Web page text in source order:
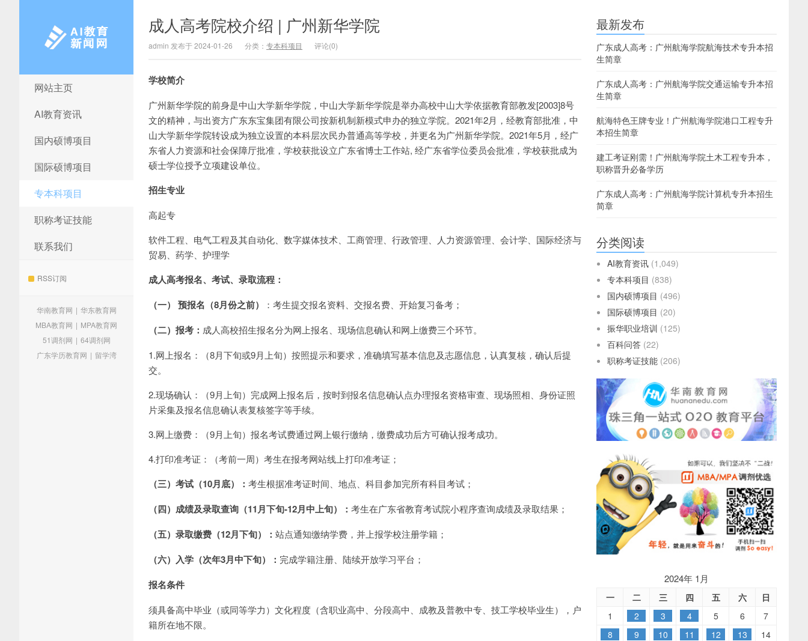
AI教育新闻网
网站主页
AI教育资讯
国内硕博项目
国际硕博项目
专本科项目
职称考证技能
联系我们
RSS订阅
华南教育网 | 华东教育网
MBA教育网 | MPA教育网
51调剂网 | 64调剂网
广东学历教育网 | 留学湾
成人高考院校介绍 | 广州新华学院
admin 发布于 2024-01-26 分类： 专本科项目 评论(0)
学校简介
广州新华学院的前身是中山大学新华学院，中山大学新华学院是举办高校中山大学依据教育部教发[2003]8号
文的精神，与出资方广东东宝集团有限公司按新机制新模式申办的独立学院。2021年2月，经教育部批准，中
山大学新华学院转设成为独立设置的本科层次民办普通高等学校，并更名为广州新华学院。2021年5月，经广
东省人力资源和社会保障厅批准，学校获批设立广东省博士工作站, 经广东省学位委员会批准，学校获批成为
硕士学位授予立项建设单位。
招生专业
高起专
软件工程、电气工程及其自动化、数字媒体技术、工商管理、行政管理、人力资源管理、会计学、国际经济与
贸易、药学、护理学
成人高考报名、考试、录取流程：
（一） 预报名（8月份之前）
：考生提交报名资料、交报名费、开始复习备考；
（二）报考： 成人高校招生报名分为网上报名、现场信息确认和网上缴费三个环节。
1.网上报名：（8月下旬或9月上旬）按照提示和要求，准确填写基本信息及志愿信息，认真复核，确认后提
交。
2.现场确认：（9月上旬）完成网上报名后，按时到报名信息确认点办理报名资格审查、现场照相、身份证照
片采集及报名信息确认表复核签字等手续。
3.网上缴费：（9月上旬）报名考试费通过网上银行缴纳，缴费成功后方可确认报考成功。
4.打印准考证：（考前一周）考生在报考网站线上打印准考证；
（三）考试（10月底）： 考生根据准考证时间、地点、科目参加完所有科目考试；
（四）成绩及录取查询（11月下旬-12月中上旬）： 考生在广东省教育考试院小程序查询成绩及录取结果；
（五）录取缴费（12月下旬）： 站点通知缴纳学费，并上报学校注册学籍；
（六）入学（次年3月中下旬）： 完成学籍注册、陆续开放学习平台；
报名条件
须具备高中毕业（或同等学力）文化程度（含职业高中、分段高中、成教及普教中专、技工学校毕业生），户
籍所在地不限。
最新发布
广东成人高考：广州航海学院航海技术专升本招
生简章
广东成人高考：广州航海学院交通运输专升本招
生简章
航海特色王牌专业！广州航海学院港口工程专升
本招生简章
建工考证刚需！广州航海学院土木工程专升本，
职称晋升必备学历
广东成人高考：广州航海学院计算机专升本招生
简章
分类阅读
AI教育资讯 (1,049)
专本科项目 (838)
国内硕博项目 (496)
国际硕博项目 (20)
振华职业培训 (125)
百科问答 (22)
职称考证技能 (206)
2024年 1月
一 二 三 四 五 六
日
1
2 3 4 5 6
7
8
9 10 11 12 13
14